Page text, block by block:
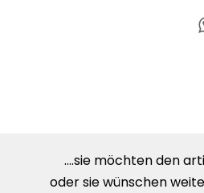
....sie möchten den
oder sie wünschen